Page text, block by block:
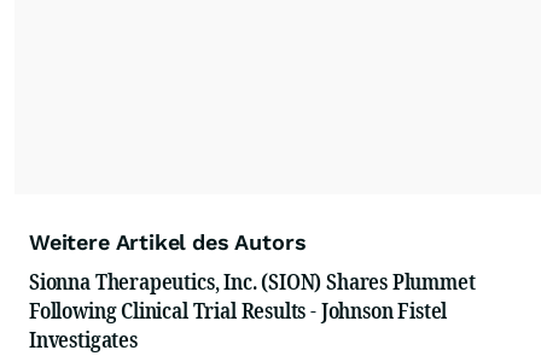
Weitere Artikel des Autors
Sionna Therapeutics, Inc. (SION) Shares Plummet
Following Clinical Trial Results - Johnson Fistel
Investigates